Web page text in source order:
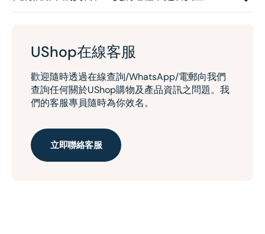
UShop在線客服
歡迎隨時透過在線查詢/WhatsApp/電郵向我們
查詢任何關於UShop購物及產品資訊之問題。我
們的客服專員隨時為你效名。
立即聯絡客服